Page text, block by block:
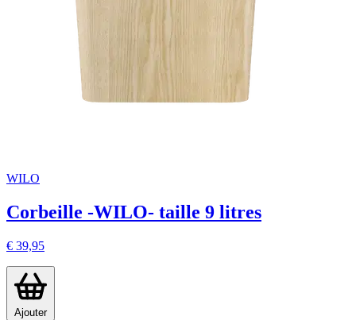
WILO
Corbeille -WILO- taille 9 litres
€ 39,95
Ajouter